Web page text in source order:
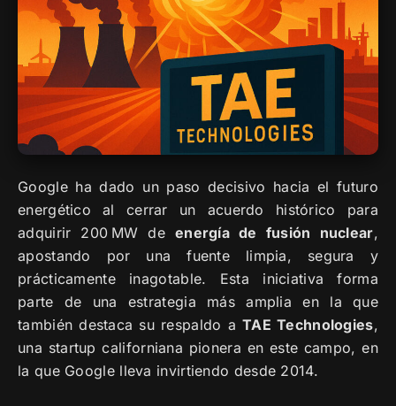
Google ha dado un paso decisivo hacia el futuro
energético al cerrar un acuerdo histórico para
adquirir 200 MW de energía de fusión nuclear,
apostando por una fuente limpia, segura y
prácticamente inagotable. Esta iniciativa forma
parte de una estrategia más amplia en la que
también destaca su respaldo aTAE Technologies,
una startup californiana pionera en este campo, en
la que Google lleva invirtiendo desde 2014.